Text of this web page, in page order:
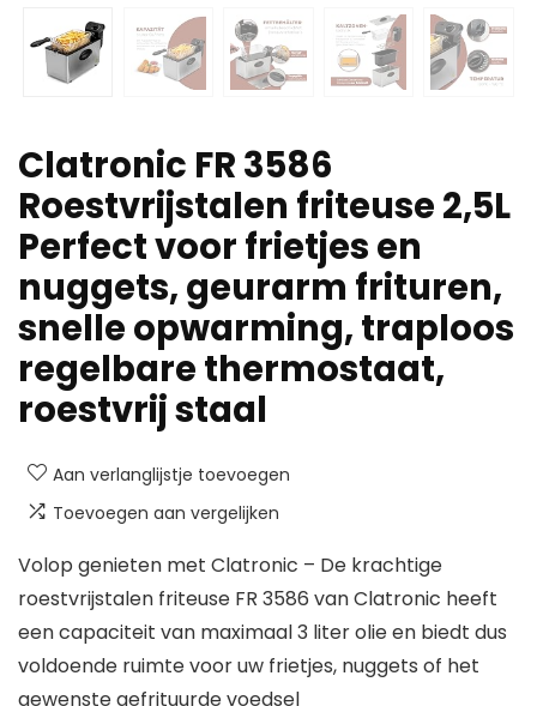
Clatronic FR 3586
Roestvrijstalen friteuse 2,5L
Perfect voor frietjes en
nuggets, geurarm frituren,
snelle opwarming, traploos
regelbare thermostaat,
roestvrij staal
Aan verlanglijstje toevoegen
Toevoegen aan vergelijken
Volop genieten met Clatronic – De krachtige
roestvrijstalen friteuse FR 3586 van Clatronic heeft
een capaciteit van maximaal 3 liter olie en biedt dus
voldoende ruimte voor uw frietjes, nuggets of het
gewenste gefrituurde voedsel